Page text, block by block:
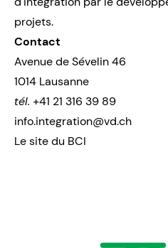
projets.
Contact
Avenue de Sévelin 46
1014 Lausanne
tél. +41 21 316 39 89
info.integration@vd.ch
Le site du BCI